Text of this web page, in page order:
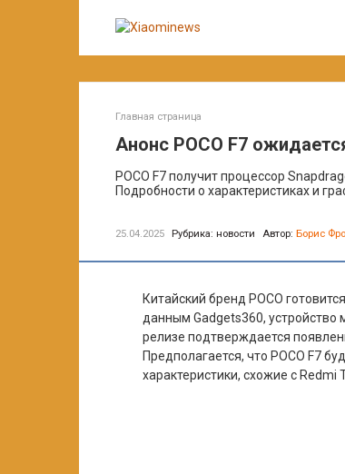
Главная страница
Анонс POCO F7
POCO F7 получит процессор
Подробности о характеристиках и
25.04.2025 Рубрика: новости Автор: Борис
Китайский бренд POCO
данным Gadgets360,
релизе подтверждается
Предполагается, что POCO F7
характеристики, схожие с Redmi